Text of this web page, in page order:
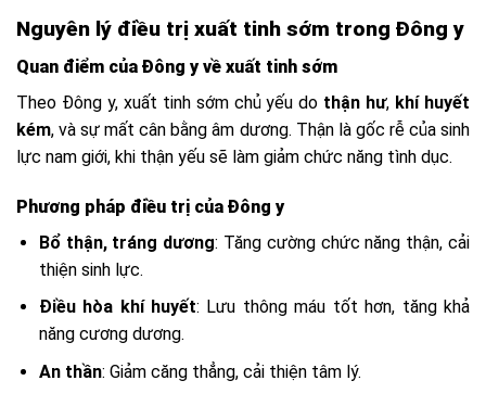
Nguyên lý điều trị xuất tinh sớm trong Đông y
Quan điểm của Đông y về xuất tinh sớm
Theo Đông y, xuất tinh sớm chủ yếu do thận hư, khí huyết
kém, và sự mất cân bằng âm dương. Thận là gốc rễ của sinh
lực nam giới, khi thận yếu sẽ làm giảm chức năng tình dục.
Phương pháp điều trị của Đông y
Bổ thận, tráng dương: Tăng cường chức năng thận, cải
thiện sinh lực.
Điều hòa khí huyết: Lưu thông máu tốt hơn, tăng khả
năng cương dương.
An thần: Giảm căng thẳng, cải thiện tâm lý.